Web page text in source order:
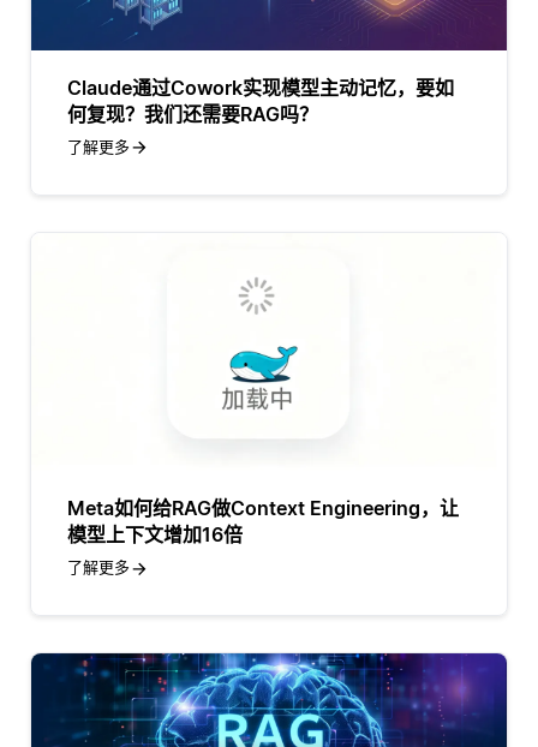
Claude通过Cowork实现模型主动记忆，要如
何复现？我们还需要RAG吗？
了解更多
Meta如何给RAG做Context Engineering，让
模型上下文增加16倍
了解更多